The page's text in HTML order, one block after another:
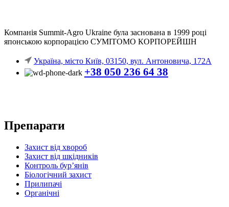
Компанія Summit-Agro Ukraine була заснована в 1999 році
японською корпорацією СУМІТОМО КОРПОРЕЙШН
Україна, місто Київ, 03150, вул. Антоновича, 172А
+38 050 236 64 38
Препарати
Захист від хвороб
Захист від шкідників
Контроль бур’янів
Біологічний захист
Прилипачі
Органічні